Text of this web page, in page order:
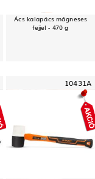
Ács kalapács mágneses
fejjel - 470 g
10431A